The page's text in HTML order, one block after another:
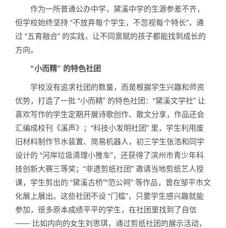
作为一所普通公办中学，黛溪中学的生源参差不齐，
但学校始终坚持 “不放弃每个学生，不忽视每个特长”，通
过 “五育融合” 的实践，让不同禀赋的孩子都能找到成长的
方向。
“小而精” 的特色社团
学校没有追求社团的数量，而是根据学生兴趣和师资
优势，打造了一批 “小而精” 的特色社团：“黛溪文学社” 让
喜欢写作的学生定期开展诗歌创作、散文分享，作品还会
汇编成校刊《溪声》；“科技小发明社团” 里，学生利用废
旧材料制作节水装置、简易机器人，初三学生张浩和同学
设计的 “河岸垃圾清理小推车”，还获得了滨州市青少年科
技创新大赛三等奖；“非遗剪纸社团” 邀请当地剪纸艺人授
课，学生剪出的 “黛溪古桥”“范公祠” 等作品，曾在邹平市文
化展上展出。这些社团不设 “门槛”，只要学生感兴趣就能
参加，很多原本成绩平平的学生，在社团里找到了自信
—— 比如内向的女生刘思琪，通过剪纸社团的展示活动，